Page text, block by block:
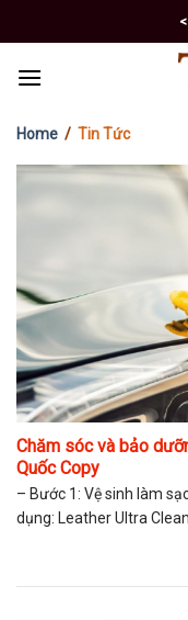
to
content
<
Home / Tin Tức
Chăm sóc và bảo
Quốc Copy
– Bước 1: Vệ sinh làm
dụng: Leather Ultra